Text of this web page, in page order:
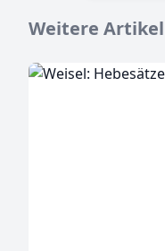
Weitere Artikel